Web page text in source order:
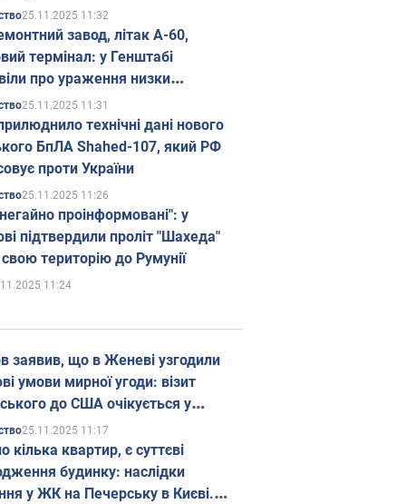
25.11.2025 11:32
завод, літак А-60,
термінал: у Генштабі
про ураження низки
об'єктів Росії
25.11.2025 11:31
технічні дані нового
БпЛА Shahed-107, який РФ
проти України
25.11.2025 11:26
проінформовані": у
підтвердили проліт "Шахеда"
територію до Румунії
11:24
заявив, що в Женеві узгодили
умови мирної угоди: візит
до США очікується у
25.11.2025 11:17
кілька квартир, є суттєві
будинку: наслідки
у ЖК на Печерську в Києві.